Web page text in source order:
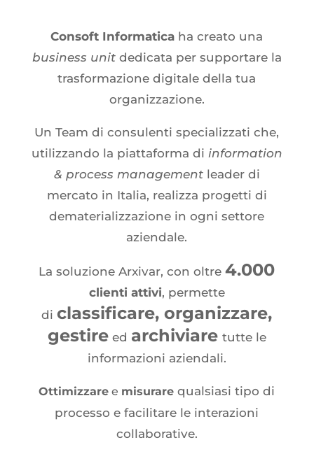
Consoft Informatica ha creato una
business unitdedicata per supportare la
trasformazione digitale della tua
organizzazione.
Un Team di consulenti specializzati che,
utilizzando la piattaforma di information
& process managementleader di
mercato in Italia, realizza progetti di
dematerializzazione in ogni settore
aziendale.
La soluzione Arxivar, con oltre4.000
clienti attivi, permette
diclassificare,organizzare,
gestireed archiviare tutte le
informazioni aziendali.
Ottimizzare e misurare qualsiasi tipo di
processo e facilitare le interazioni
collaborative.